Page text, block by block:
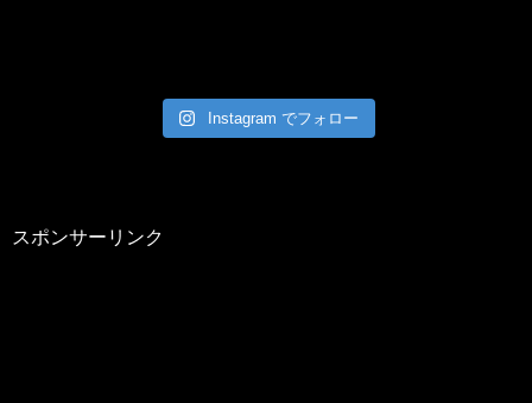
Instagram でフォロー
スポンサーリンク